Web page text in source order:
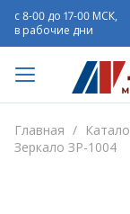
с 8-00 до 17-00 МСК,
в рабочие дни
Главная /
Зеркало ЗР-1004